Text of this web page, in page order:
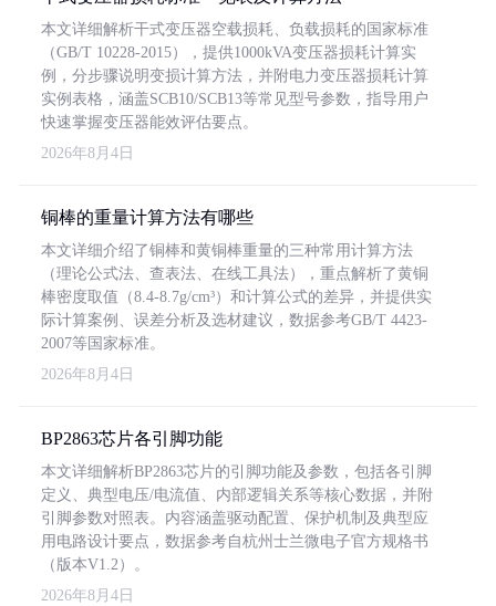
本文详细解析干式变压器空载损耗、负载损耗的国家标准
（GB/T 10228-2015），提供1000kVA变压器损耗计算实
例，分步骤说明变损计算方法，并附电力变压器损耗计算
实例表格，涵盖SCB10/SCB13等常见型号参数，指导用户
快速掌握变压器能效评估要点。
2026年8月4日
铜棒的重量计算方法有哪些
本文详细介绍了铜棒和黄铜棒重量的三种常用计算方法
（理论公式法、查表法、在线工具法），重点解析了黄铜
棒密度取值（8.4-8.7g/cm³）和计算公式的差异，并提供实
际计算案例、误差分析及选材建议，数据参考GB/T 4423-
2007等国家标准。
2026年8月4日
BP2863芯片各引脚功能
本文详细解析BP2863芯片的引脚功能及参数，包括各引脚
定义、典型电压/电流值、内部逻辑关系等核心数据，并附
引脚参数对照表。内容涵盖驱动配置、保护机制及典型应
用电路设计要点，数据参考自杭州士兰微电子官方规格书
（版本V1.2）。
2026年8月4日